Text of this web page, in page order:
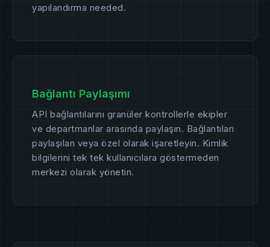
yapılandırma needed.
Bağlantı Paylaşımı
API bağlantılarını granüler kontrollerle ekipler
ve departmanlar arasında paylaşın. Bağlantıları
paylaşılan veya özel olarak işaretleyin. Kimlik
bilgilerini tek tek kullanıcılara göstermeden
merkezi olarak yönetin.